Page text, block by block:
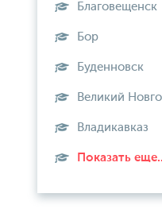
Благовещенск
Бор
Буденновск
Великий
Владикавказ
Показать